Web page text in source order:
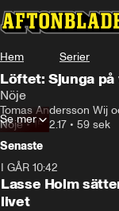
Hem Serier
Löftet: Sjunga
Nöje
Tomas Andersson Wij
Nöje•15.12.17 • 59 sek
Se mer
Senaste
I GÅR 10:42
Lasse Holm
livet